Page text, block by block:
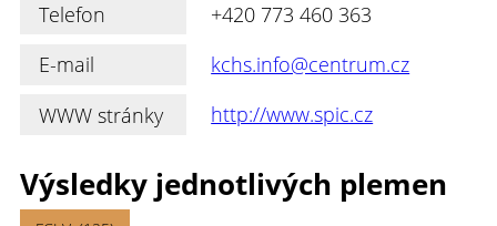
Telefon
+420 773 460 363
E-mail
kchs.info@centrum.cz
WWW stránky
http://www.spic.cz
Výsledky jednotlivých plemen